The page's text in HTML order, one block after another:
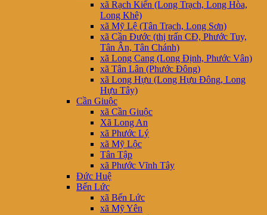
xã Rạch Kiến (Long Trạch, Long Hòa,
Long Khê)
xã Mỹ Lệ (Tân Trạch, Long Sơn)
xã Cần Đước (thị trấn CĐ, Phước Tuy,
Tân Ân, Tân Chánh)
xã Long Cang (Long Định, Phước Vân)
xã Tân Lân (Phước Đông)
xã Long Hựu (Long Hựu Đông, Long
Hựu Tây)
Cần Giuộc
xã Cần Giuộc
Xã Long An
xã Phước Lý
xã Mỹ Lộc
Tân Tập
xã Phước Vĩnh Tây
Đức Huệ
Bến Lức
xã Bến Lức
xã Mỹ Yên